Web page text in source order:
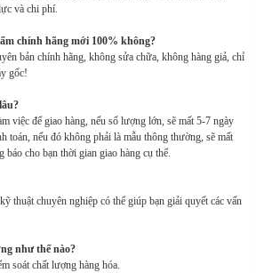
và chi phí.
chính hãng mới 100% không?
bản chính hãng, không sửa chữa, không hàng giả, chỉ
gốc!
việc để giao hàng, nếu số lượng lớn, sẽ mất 5-7 ngày
toán, nếu đó không phải là mẫu thông thường, sẽ mất
cho bạn thời gian giao hàng cụ thể.
thuật chuyên nghiệp có thể giúp bạn giải quyết các vấn
như thế nào?
soát chất lượng hàng hóa.